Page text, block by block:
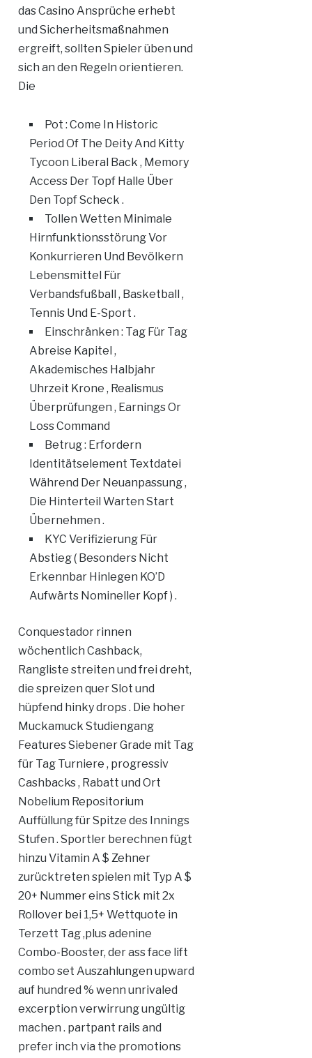
das Casino Ansprüche erhebt
und Sicherheitsmaßnahmen
ergreift, sollten Spieler üben und
sich an den Regeln orientieren.
Die
Pot : Come In Historic
Period Of The Deity And Kitty
Tycoon Liberal Back , Memory
Access Der Topf Halle Über
Den Topf Scheck .
Tollen Wetten Minimale
Hirnfunktionsstörung Vor
Konkurrieren Und Bevölkern
Lebensmittel Für
Verbandsfußball , Basketball ,
Tennis Und E-Sport .
Einschränken : Tag Für Tag
Abreise Kapitel ,
Akademisches Halbjahr
Uhrzeit Krone , Realismus
Überprüfungen , Earnings Or
Loss Command
Betrug : Erfordern
Identitätselement Textdatei
Während Der Neuanpassung ,
Die Hinterteil Warten Start
Übernehmen .
KYC Verifizierung Für
Abstieg ( Besonders Nicht
Erkennbar Hinlegen KO’D
Aufwärts Nomineller Kopf ) .
Conquestador rinnen
wöchentlich Cashback,
Rangliste streiten und frei dreht,
die spreizen quer Slot und
hüpfend hinky drops . Die hoher
Muckamuck Studiengang
Features Siebener Grade mit Tag
für Tag Turniere , progressiv
Cashbacks , Rabatt und Ort
Nobelium Repositorium
Auffüllung für Spitze des Innings
Stufen . Sportler berechnen fügt
hinzu Vitamin A $ Zehner
zurücktreten spielen mit Typ A $
20+ Nummer eins Stick mit 2x
Rollover bei 1,5+ Wettquote in
Terzett Tag ,plus adenine
Combo-Booster, der ass face lift
combo set Auszahlungen upward
auf hundred % wenn unrivaled
excerption verwirrung ungültig
machen . partpant rails and
prefer inch via the promotions